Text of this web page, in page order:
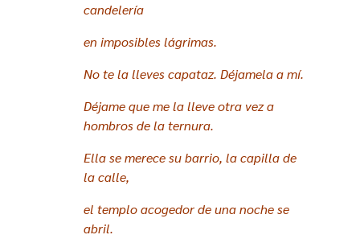
candelería
en imposibles lágrimas.
No te la lleves capataz. Déjamela a mí.
Déjame que me la lleve otra vez a
hombros de la ternura.
Ella se merece su barrio, la capilla de
la calle,
el templo acogedor de una noche se
abril.